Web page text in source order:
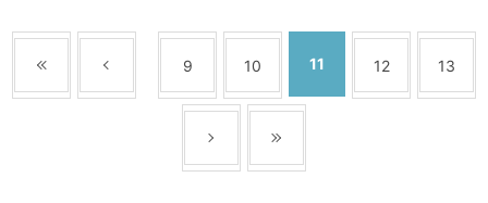
9 10 11 12 13